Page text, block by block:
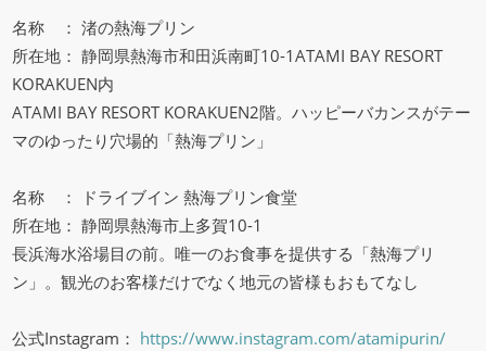
名称 ： 渚の熱海プリン
所在地： 静岡県熱海市和田浜南町10-1ATAMI BAY RESORT
KORAKUEN内
ATAMI BAY RESORT KORAKUEN2階。ハッピーバカンスがテー
マのゆったり穴場的「熱海プリン」
名称 ： ドライブイン 熱海プリン食堂
所在地： 静岡県熱海市上多賀10-1
長浜海水浴場目の前。唯一のお食事を提供する「熱海プリ
ン」。観光のお客様だけでなく地元の皆様もおもてなし
公式Instagram： https://www.instagram.com/atamipurin/